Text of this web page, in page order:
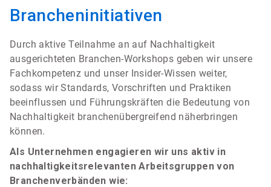
Brancheninitiativen
Durch aktive Teilnahme an auf Nachhaltigkeit
ausgerichteten Branchen-Workshops geben wir unsere
Fachkompetenz und unser Insider-Wissen weiter,
sodass wir Standards, Vorschriften und Praktiken
beeinflussen und Führungskräften die Bedeutung von
Nachhaltigkeit branchenübergreifend näherbringen
können.
Als Unternehmen engagieren wir uns aktiv in
nachhaltigkeitsrelevanten Arbeitsgruppen von
Branchenverbänden wie: